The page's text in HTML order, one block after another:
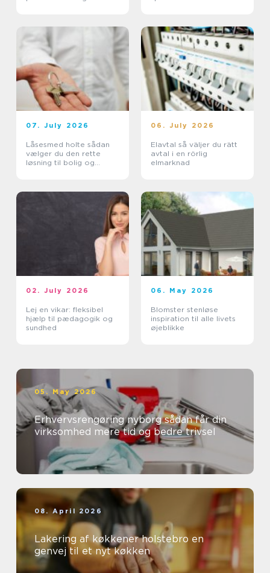
07. July 2026
Låsesmed holte sådan
vælger du den rette
løsning til bolig og
06. July 2026
Elavtal så väljer du rätt
avtal i en rörlig
elmarknad
02. July 2026
Lej en vikar: fleksibel
hjælp til pædagogik og
sundhed
06. May 2026
Blomster stenløse
inspiration til alle livets
øjeblikke
05. May 2026
Erhvervsrengøring nyborg sådan får din
virksomhed mere tid og bedre trivsel
08. April 2026
Lakering af køkkener holstebro en
genvej til et nyt køkken